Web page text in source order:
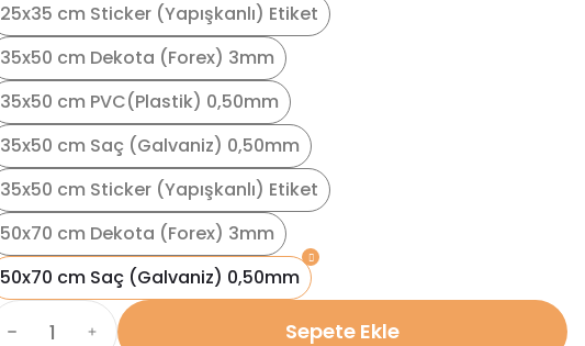
25x35 cm Sticker (Yapışkanlı) Etiket
35x50 cm Dekota (Forex) 3mm
35x50 cm PVC(Plastik) 0,50mm
35x50 cm Saç (Galvaniz) 0,50mm
35x50 cm Sticker (Yapışkanlı) Etiket
50x70 cm Dekota (Forex) 3mm
50x70 cm Saç (Galvaniz) 0,50mm
Sepete Ekle